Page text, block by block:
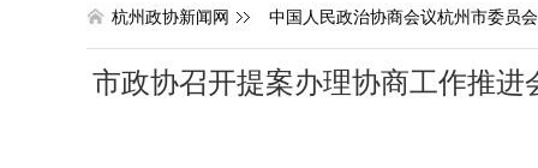
杭州政协新闻网 中国人民政治协商会议杭州市委员会
市政协召开提案办理协商工作推